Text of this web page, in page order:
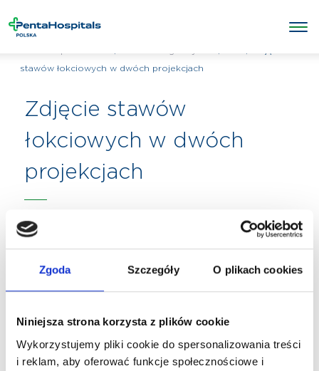
Zgoda Szczegóły O plikach cookies
Niniejsza strona korzysta z plików cookie
Wykorzystujemy pliki cookie do spersonalizowania treści
i reklam, aby oferować funkcje społecznościowe i
stawów łokciowych w dwóch projekcjach
Zdjęcie stawów
łokciowych w dwóch
projekcjach